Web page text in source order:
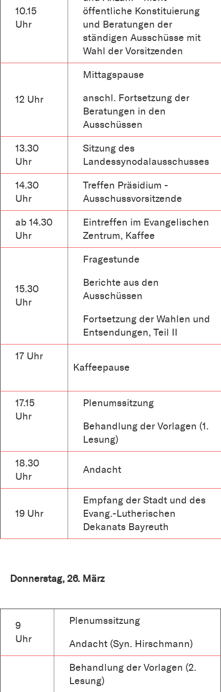
10.15
Uhr
öffentliche Konstituierung
und Beratungen der
ständigen Ausschüsse mit
Wahl der Vorsitzenden
12 Uhr
Mittagspause
anschl. Fortsetzung der
Beratungen in den
Ausschüssen
13.30
Uhr
Sitzung des
Landessynodalausschusses
14.30
Uhr
Treffen Präsidium -
Ausschussvorsitzende
ab 14.30
Uhr
Eintreffen im Evangelischen
Zentrum, Kaffee
15.30
Uhr
Fragestunde
Berichte aus den
Ausschüssen
Fortsetzung der Wahlen und
Entsendungen, Teil II
17 Uhr
Kaffeepause
17.15
Uhr
Plenumssitzung
Behandlung der Vorlagen (1.
Lesung)
18.30
Uhr
Andacht
19 Uhr
Empfang der Stadt und des
Evang.-Lutherischen
Dekanats Bayreuth
Donnerstag, 26. März
9
Uhr
Plenumssitzung
Andacht (Syn. Hirschmann)
Behandlung der Vorlagen (2.
Lesung)